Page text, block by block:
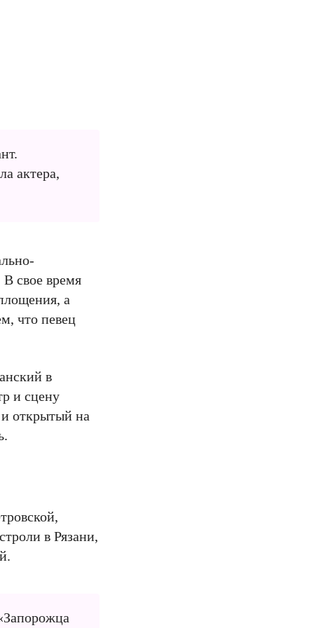
актера,
свое время
а
что певец
в
и сцену
и открытый на
в Рязани,